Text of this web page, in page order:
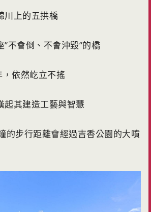
川上的五拱橋
不會倒、不會沖毀”的橋
依然屹立不搖
起其建造工藝與智慧
的步行距離會經過吉香公園的大噴